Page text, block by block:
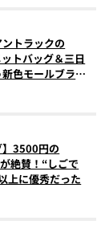
ントラックの
トバッグ＆三日
色モールブラウ
】3500円の
絶賛！“しごで
上に優秀だった